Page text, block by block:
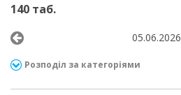
140 таб.
05.06.2026
Розподіл за категоріями